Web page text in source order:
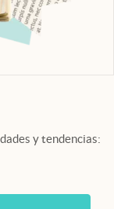
y tendencias: